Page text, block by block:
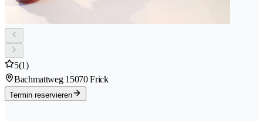
5(1)
Bachmattweg 1 5070 Frick
Termin reservieren